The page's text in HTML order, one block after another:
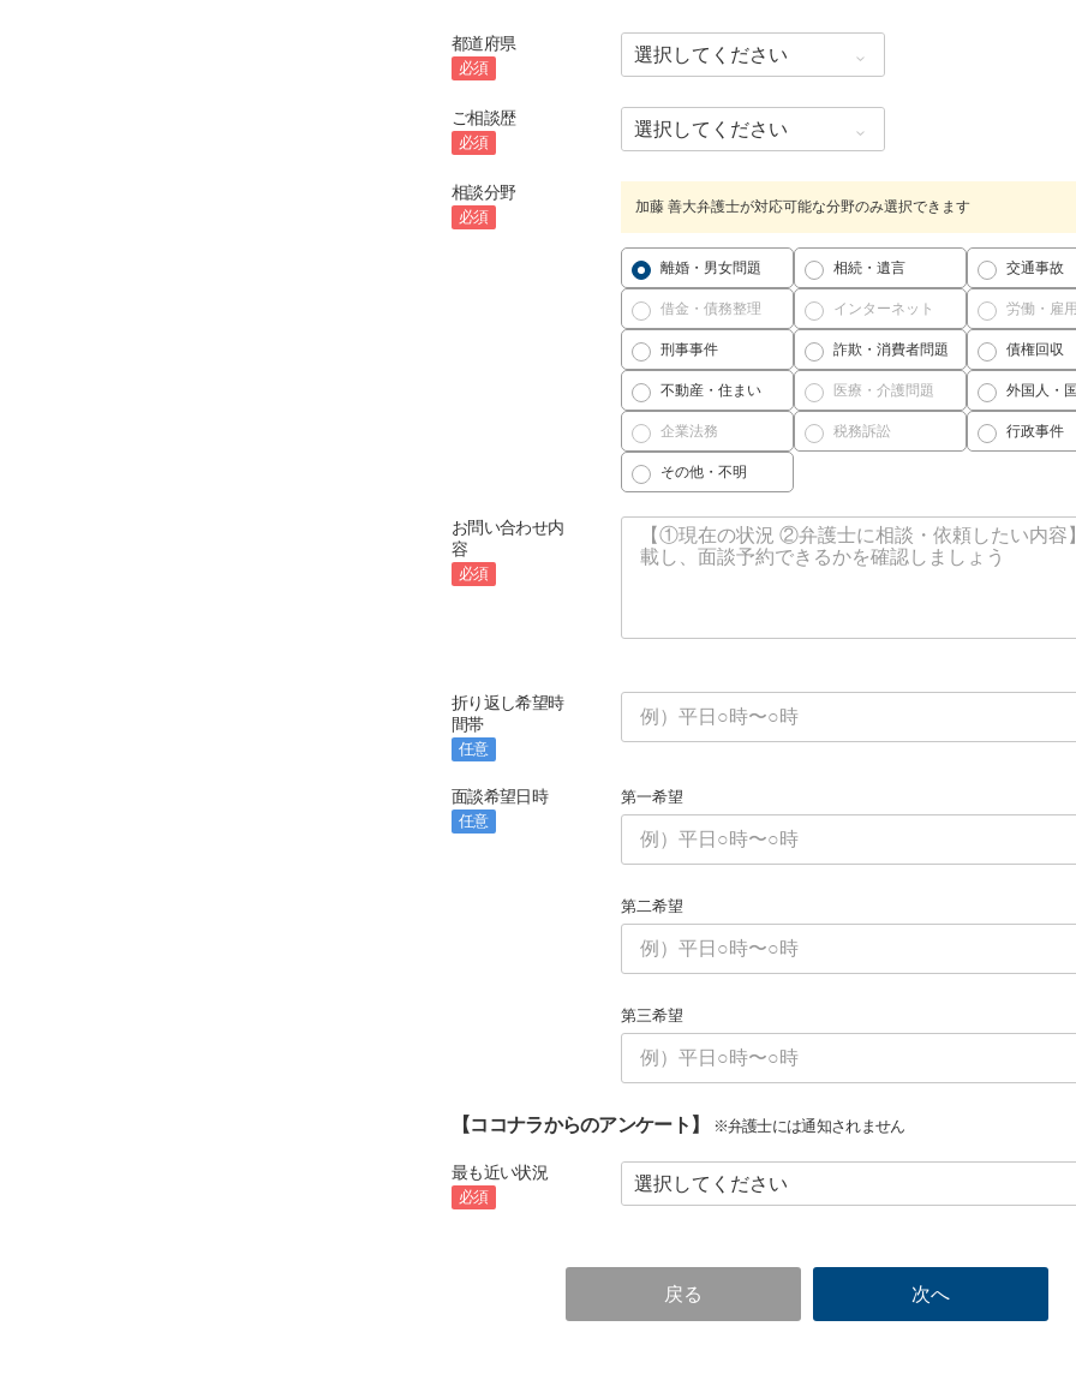
都道府県
必須
ご相談歴
必須
相談分野
必須
加藤 善大弁護士が対応可能な分野のみ選択できます
離婚・男女問題 相続・遺言 交通事故
借金・債務整理 インターネット 労働・雇
刑事事件 詐欺・消費者問題 債権回収
不動産・住まい 医療・介護問題 外国人・
企業法務 税務訴訟 行政事件
その他・不明
お問い合わせ内
容
必須
折り返し希望時
間帯
任意
面談希望日時
任意
第一希望
第二希望
第三希望
【ココナラからのアンケート】 ※弁護士には通知されません
最も近い状況
必須